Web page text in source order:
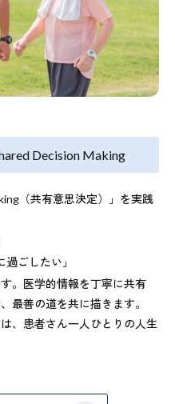
Decision Making
（共有意思決定）」を実践
過ごしたい」
。医学的情報を丁寧に共有
最善の道を共に描きます。
、患者さん一人ひとりの人生